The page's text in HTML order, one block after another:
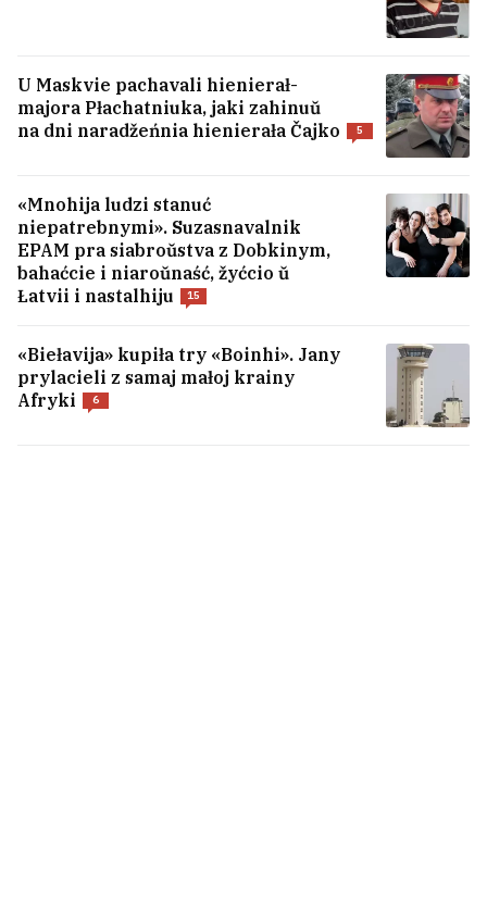
U Maskvie pachavali hienierał-
majora Płachatniuka, jaki zahinuŭ
na dni naradžeńnia hienierała Čajko
5
«Mnohija ludzi stanuć
niepatrebnymi». Suzasnavalnik
EPAM pra siabroŭstva z Dobkinym,
bahaćcie i niaroŭnaść, žyćcio ŭ
Łatvii i nastalhiju
15
«Biełavija» kupiła try «Boinhi». Jany
prylacieli z samaj małoj krainy
Afryki
6